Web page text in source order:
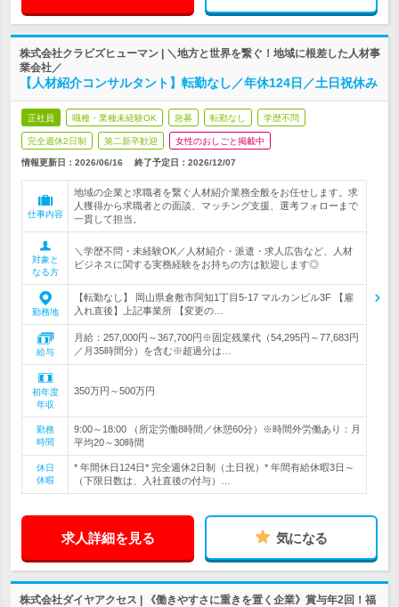
株式会社クラビズヒューマン | ＼地方と世界を繋ぐ！地域に根差した人材事
業会社／
【人材紹介コンサルタント】転勤なし／年休124日／土日祝休み
正社員 職種・業種未経験OK 急募 転勤なし 学歴不問
完全週休2日制 第二新卒歓迎 女性のおしごと掲載中
情報更新日：2026/06/16 終了予定日： 2026/12/07
仕事内容
地域の企業と求職者を繋ぐ人材紹介業務全般をお任せします。求
人獲得から求職者との面談、マッチング支援、選考フォローまで
一貫して担当。
対象と
なる方
＼学歴不問・未経験OK／人材紹介・派遣・求人広告など、人材
ビジネスに関する実務経験をお持ちの方は歓迎します◎
勤務地
【転勤なし】 岡山県倉敷市阿知1丁目5-17 マルカンビル3F 【雇
入れ直後】上記事業所 【変更の…
給与
月給：257,000円～367,700円※固定残業代（54,295円～77,683円
／月35時間分）を含む※超過分は…
初年度
年収
350万円～500万円
勤務
時間
9:00～18:00 （所定労働8時間／休憩60分）※時間外労働あり：月
平均20～30時間
休日
休暇
* 年間休日124日* 完全週休2日制（土日祝）* 年間有給休暇3日～
（下限日数は、入社直後の付与）…
求人詳細を見る 気になる
株式会社ダイヤアクセス | 《働きやすさに重きを置く企業》賞与年2回！福